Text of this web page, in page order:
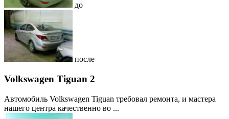
до
после
Volkswagen Tiguan 2
Автомобиль Volkswagen Tiguan требовал ремонта, и мастера
нашего центра качественно во ...